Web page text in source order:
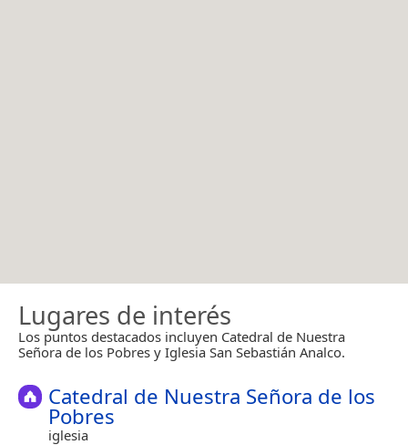
Lugares de interés
Los puntos destacados incluyen Catedral de Nuestra
Señora de los Pobres y Iglesia San Sebastián Analco.
Catedral de Nuestra Señora de los
Pobres
iglesia